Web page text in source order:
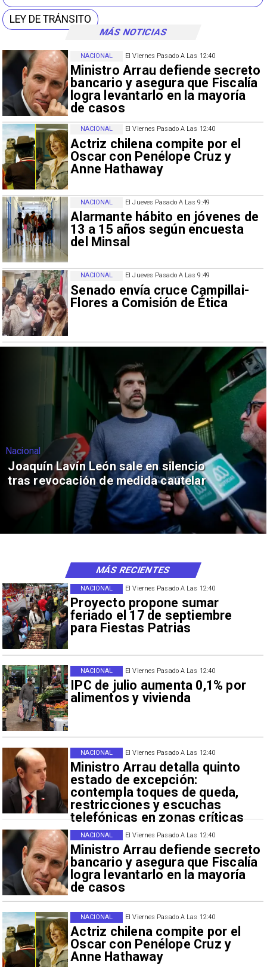
MÁS NOTICIAS
El Viernes Pasado A Las 12:40
Ministro Arrau defiende secreto
bancario y asegura que Fiscalía
logra levantarlo en la mayoría
de casos
NACIONAL
El Viernes Pasado A Las 12:40
Actriz chilena compite por el
Oscar con Penélope Cruz y
Anne Hathaway
NACIONAL
El Jueves Pasado A Las 9:49
Alarmante hábito en jóvenes de
13 a 15 años según encuesta
del Minsal
NACIONAL
El Jueves Pasado A Las 9:49
Senado envía cruce Campillai-
Flores a Comisión de Ética
NACIONAL
LEY DE TRÁNSITO
Nacional
Joaquín Lavín León sale en silencio
tras revocación de medida cautelar
El Viernes Pasado A Las 12:40
Proyecto propone sumar
feriado el 17 de septiembre
para Fiestas Patrias
NACIONAL
El Viernes Pasado A Las 12:40
IPC de julio aumenta 0,1% por
alimentos y vivienda
NACIONAL
El Viernes Pasado A Las 12:40
Ministro Arrau detalla quinto
estado de excepción:
contempla toques de queda,
restricciones y escuchas
telefónicas en zonas críticas
NACIONAL
El Viernes Pasado A Las 12:40
Ministro Arrau defiende secreto
bancario y asegura que Fiscalía
logra levantarlo en la mayoría
de casos
NACIONAL
El Viernes Pasado A Las 12:40
Actriz chilena compite por el
Oscar con Penélope Cruz y
Anne Hathaway
NACIONAL
MÁS RECIENTES